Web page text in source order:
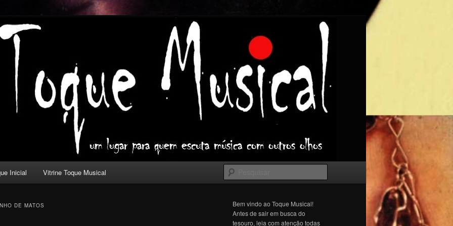
com outros olhos.
Inicial Vitrine Toque Musical
DE MATOS
Bem vindo ao Toque Musical!
Antes de sair em busca do
tesouro, leia com atenção todas